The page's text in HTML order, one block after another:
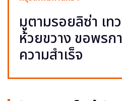
มูตามรอยลิซ่า เท
ห้วยขวาง ขอพรก
ความสำเร็จ